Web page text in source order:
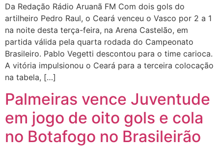
Da Redação Rádio Aruanã FM Com dois gols do
artilheiro Pedro Raul, o Ceará venceu o Vasco por 2 a 1
na noite desta terça-feira, na Arena Castelão, em
partida válida pela quarta rodada do Campeonato
Brasileiro. Pablo Vegetti descontou para o time carioca.
A vitória impulsionou o Ceará para a terceira colocação
na tabela, […]
Palmeiras vence Juventude
em jogo de oito gols e cola
no Botafogo no Brasileirão